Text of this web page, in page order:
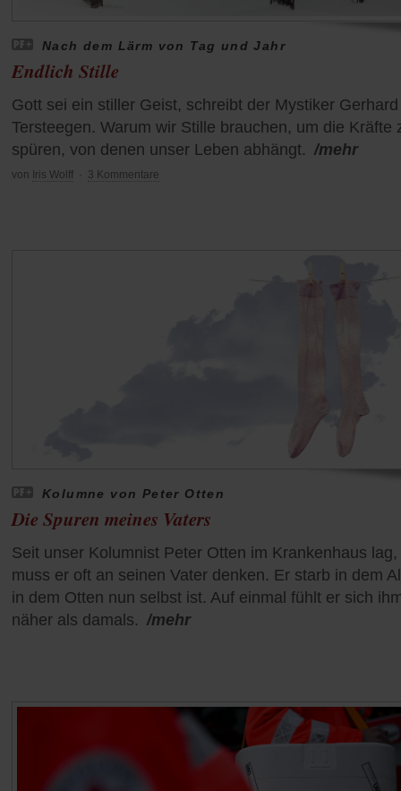
Nach dem Lärm von Tag und Jahr
Endlich Stille
Gott sei ein stiller Geist, schreibt der Mystiker Gerhard
Tersteegen. Warum wir Stille brauchen, um die Kräfte
spüren, von denen unser Leben abhängt. /mehr
von Iris Wolff 3 Kommentare
Kolumne von Peter Otten
Die Spuren meines Vaters
Seit unser Kolumnist Peter Otten im Krankenhaus lag,
muss er oft an seinen Vater denken. Er starb in dem
in dem Otten nun selbst ist. Auf einmal fühlt er sich
näher als damals. /mehr